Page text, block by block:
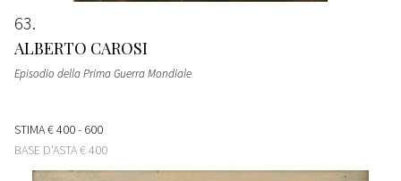
63
ALBERTO CAROSI
Episodio della Prima Guerra Mondiale
STIMA€ 400 - 600
BASE D'ASTA€ 400